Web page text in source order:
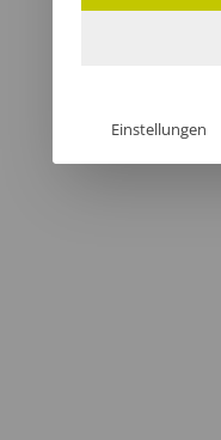
Einstellungen